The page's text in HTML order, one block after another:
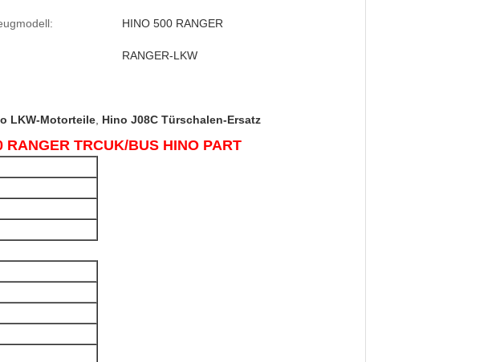
HINO 500 RANGER
RANGER-LKW
LKW-Motorteile Hino J08C Türschalen-Ersatz
TRCUK/BUS HINO PART